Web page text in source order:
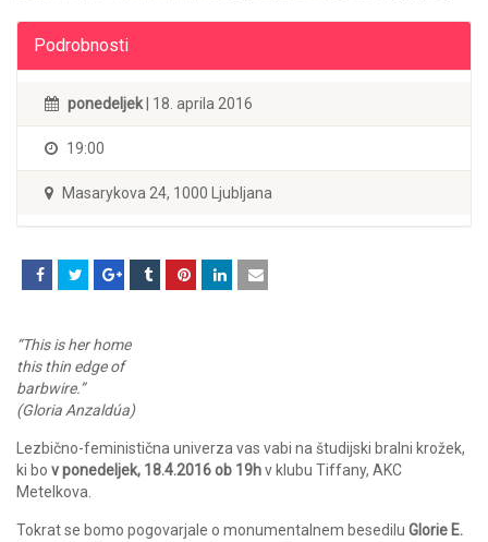
Podrobnosti
ponedeljek | 18. aprila 2016
19:00
Masarykova 24, 1000 Ljubljana
“This is her home
this thin edge of
barbwire.”
(Gloria Anzaldúa)
Lezbično-feministična univerza vas vabi na študijski bralni krožek,
ki bo v ponedeljek, 18.4.2016 ob 19hv klubu Tiffany, AKC
Metelkova.
Tokrat se bomo pogovarjale o monumentalnem besedilu Glorie E.